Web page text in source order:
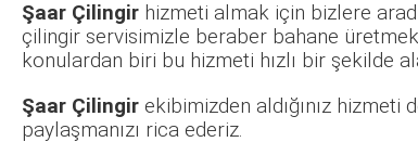
Şaar Çilingir hizmeti almak için bizlere
çilingir servisimizle beraber bahane
konulardan biri bu hizmeti hızlı bir şekilde
Şaar Çilingir ekibimizden aldığınız
paylaşmanızı rica ederiz.